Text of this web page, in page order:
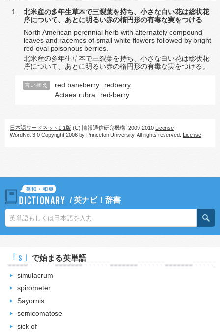
北米産の多年生草本で三裂葉を持ち、小さな白い花は総状花
序について、あとに明るい赤の楕円形の有毒な実をつける
North American perennial herb with alternately compound
leaves and racemes of small white flowers followed by bright
red oval poisonous berries.
北米産の多年生草本で三裂葉を持ち、小さな白い花は総状花
序について、あとに明るい赤の楕円形の有毒な実をつける。
言い換え red baneberry
redberry
Actaea rubra
red-berry
日本語ワードネット1.1版 (C) 情報通信研究機構, 2009-2010 License
WordNet 3.0 Copyright 2006 by Princeton University. All rights reserved. License
/英ナビ！辞書
｢s｣ で始まる英単語
simulacrum
spirometer
Sayornis
semicomatose
sick of